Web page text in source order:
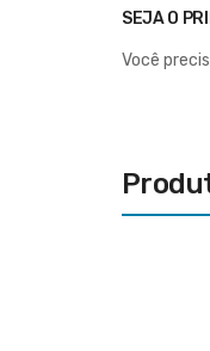
SEJA O
Você